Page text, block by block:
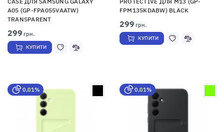
A05 (GP-FPA055VAATW)
TRANSPARENT
299 грн.
КУПИТИ
FPM135KDABW) BLACK
299 грн.
КУПИТИ
0,01% 0,01%